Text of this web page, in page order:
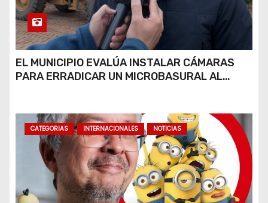
EL MUNICIPIO EVALÚA INSTALAR CÁMARAS
PARA ERRADICAR UN MICROBASURAL AL
CATEGORIAS INTERNACIONALES NOTICIAS